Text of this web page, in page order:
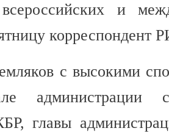
и
корреспондент
с высокими
администрации
главы